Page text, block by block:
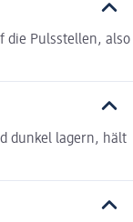
die Pulsstellen, also
dunkel lagern, hält